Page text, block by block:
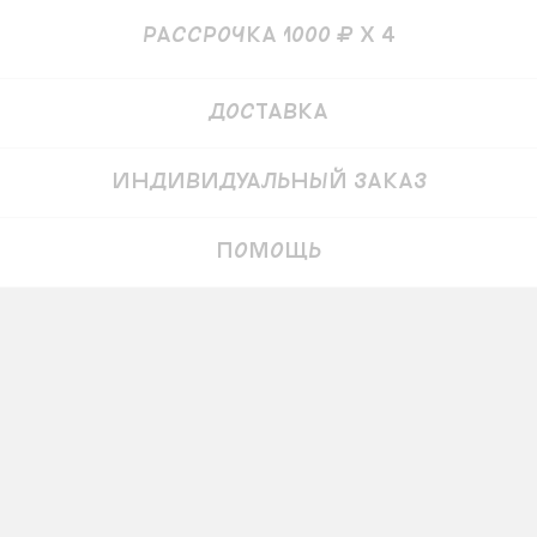
рассрочка 1000 ₽ x 4
Детали
Доставка
Индивидуальный заказ
Помощь